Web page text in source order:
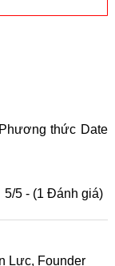
thức Date
5/5 - (1 Đánh giá)
Lực, Founder